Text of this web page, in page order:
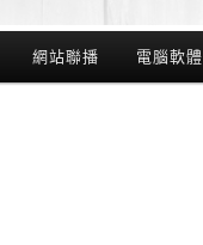
網站聯播 電腦軟體